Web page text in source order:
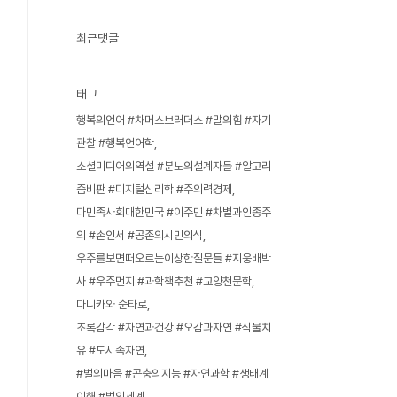
최근댓글
태그
행복의언어 #차머스브러더스 #말의힘 #자기
관찰 #행복언어학
소셜미디어의역설 #분노의설계자들 #알고리
즘비판 #디지털심리학 #주의력경제
다민족사회대한민국 #이주민 #차별과인종주
의 #손인서 #공존의시민의식
우주를보면떠오르는이상한질문들 #지웅배박
사 #우주먼지 #과학책추천 #교양천문학
다니카와 순타로
초록감각 #자연과건강 #오감과자연 #식물치
유 #도시속자연
#벌의마음 #곤충의지능 #자연과학 #생태계